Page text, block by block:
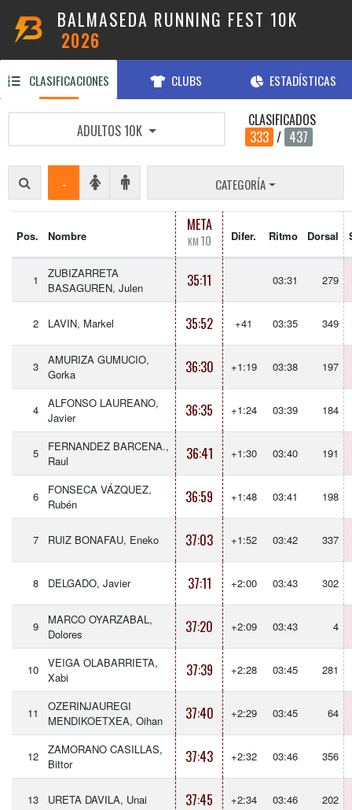
BALMASEDA RUNNING FEST 10K
2026
CLASIFICACIONES CLUBS ESTADÍSTICAS
ADULTOS 10K
CLASIFICADOS
333 / 437
- CATEGORÍA
Pos. Nombre
META
KM 10 Difer. Ritmo Dorsal
1
ZUBIZARRETA
BASAGUREN, Julen
35:11 03:31 279
2 LAVIN, Markel 35:52 +41 03:35 349
3
AMURIZA GUMUCIO,
Gorka
36:30 +1:19 03:38 197
4
ALFONSO LAUREANO,
Javier
36:35 +1:24 03:39 184
5
FERNANDEZ BARCENA.,
Raul
36:41 +1:30 03:40 191
6
FONSECA VÁZQUEZ,
Rubén
36:59 +1:48 03:41 198
7 RUIZ BONAFAU, Eneko 37:03 +1:52 03:42 337
8 DELGADO, Javier 37:11 +2:00 03:43 302
9
MARCO OYARZABAL,
Dolores
37:20 +2:09 03:43 4
10
VEIGA OLABARRIETA,
Xabi
37:39 +2:28 03:45 281
11
OZERINJAUREGI
MENDIKOETXEA, Oihan
37:40 +2:29 03:45 64
12
ZAMORANO CASILLAS,
Bittor
37:43 +2:32 03:46 356
13 URETA DAVILA, Unai 37:45 +2:34 03:46 202